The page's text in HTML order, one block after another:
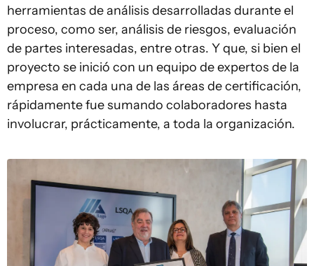
herramientas de análisis desarrolladas durante el
proceso, como ser, análisis de riesgos, evaluación
de partes interesadas, entre otras. Y que, si bien el
proyecto se inició con un equipo de expertos de la
empresa en cada una de las áreas de certificación,
rápidamente fue sumando colaboradores hasta
involucrar, prácticamente, a toda la organización.